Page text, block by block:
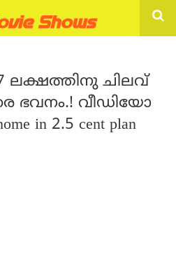
ലക്ഷത്തിനു ചിലവ്
വീഡിയോ
in 2.5 cent plan